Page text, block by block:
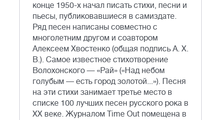
конце 1950-х начал писать стихи, песни и
пьесы, публиковавшиеся в самиздате.
Ряд песен написаны совместно с
многолетним другом и соавтором
Алексеем Хвостенко (общая подпись А. Х.
В.). Самое известное стихотворение
Волохонского — «Рай» («Над небом
голубым — есть город золотой...»). Песня
на эти стихи занимает третье место в
списке 100 лучших песен русского рока в
XX веке. Журналом Time Out помещена в